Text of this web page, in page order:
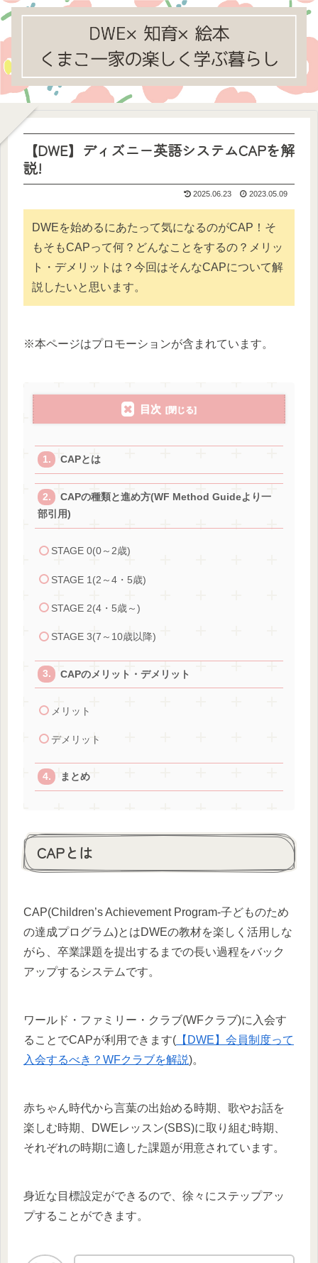
【DWE】ディズニー英語システムCAPを解
説!
2025.06.23 2023.05.09
DWEを始めるにあたって気になるのがCAP！そ
もそもCAPって何？どんなことをするの？メリッ
ト・デメリットは？今回はそんなCAPについて解
説したいと思います。
※本ページはプロモーションが含まれています。
目次
CAPとは
CAPの種類と進め方(WF Method Guideより一
部引用)
STAGE 0(0～2歳)
STAGE 1(2～4・5歳)
STAGE 2(4・5歳～)
STAGE 3(7～10歳以降)
CAPのメリット・デメリット
メリット
デメリット
まとめ
CAPとは
CAP(Children’s Achievement Program-子どものため
の達成プログラム)とはDWEの教材を楽しく活用しな
がら、卒業課題を提出するまでの長い過程をバック
アップするシステムです。
ワールド・ファミリー・クラブ(WFクラブ)に入会す
ることでCAPが利用できます( 【DWE】会員制度って
入会するべき？WFクラブを解説)。
赤ちゃん時代から言葉の出始める時期、歌やお話を
楽しむ時期、DWEレッスン(SBS)に取り組む時期、
それぞれの時期に適した課題が用意されています。
身近な目標設定ができるので、徐々にステップアッ
プすることができます。